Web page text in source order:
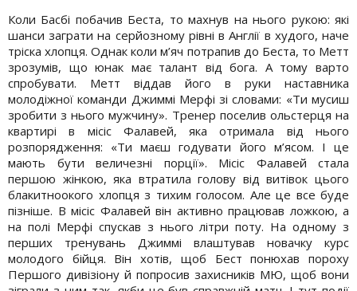
Коли Басбі побачив Беста, то махнув на нього рукою: які
шанси заграти на серйозному рівні в Англії в худого, наче
тріска хлопця. Однак коли м’яч потрапив до Беста, то Метт
зрозумів, що юнак має талант від бога. А тому варто
спробувати. Метт віддав його в руки наставника
молодіжної команди Джиммі Мерфі зі словами: «Ти мусиш
зробити з нього мужчину». Тренер поселив ольстерця на
квартирі в місіс Фалавей, яка отримала від нього
розпорядження: «Ти маєш годувати його м’ясом. І це
мають бути величезні порції». Місіс Фалавей стала
першою жінкою, яка втратила голову від витівок цього
блакитноокого хлопця з тихим голосом. Але це все буде
пізніше. В місіс Фалавей він активно працював ложкою, а
на полі Мерфі спускав з нього літри поту. На одному з
перших тренувань Джиммі влаштував новачку курс
молодого бійця. Він хотів, щоб Бест понюхав пороху
Першого дивізіону й попросив захисників МЮ, щоб вони